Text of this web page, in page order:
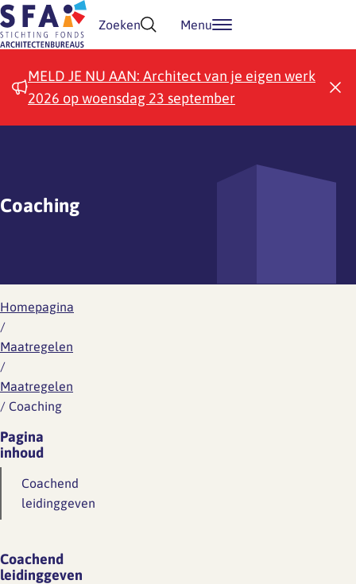
Doorgaan naar inhoud
Zoeken Menu
MELD JE NU AAN: Architect van je eigen werk
2026 op woensdag 23 september
Coaching
Homepagina
/
Maatregelen
/
Maatregelen
/ Coaching
Pagina
inhoud
Coachend
leidinggeven
Coachend
leidinggeven